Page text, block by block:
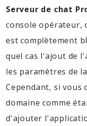
Serveur de chat
console opérateur,
est complètement
quel cas l'ajout de
les paramètres de
Cependant, si vous
domaine comme
d'ajouter